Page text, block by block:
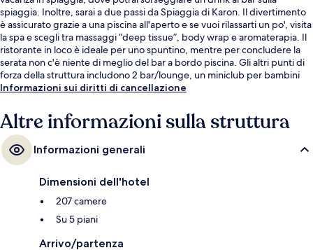
spiaggia. Inoltre, sarai a due passi da Spiaggia di Karon. Il divertimento
è assicurato grazie a una piscina all'aperto e se vuoi rilassarti un po', visita
la spa e scegli tra massaggi “deep tissue”, body wrap e aromaterapia. Il
ristorante in loco è ideale per uno spuntino, mentre per concludere la
serata non c'è niente di meglio del bar a bordo piscina. Gli altri punti di
forza della struttura includono 2 bar/lounge, un miniclub per bambini
(gratuito) e una palestra.
Informazioni sui diritti di cancellazione
Altre informazioni sulla struttura
Informazioni generali
Dimensioni dell'hotel
207 camere
Su 5 piani
Arrivo/partenza